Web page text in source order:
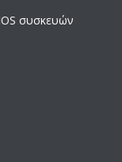
συσκευών